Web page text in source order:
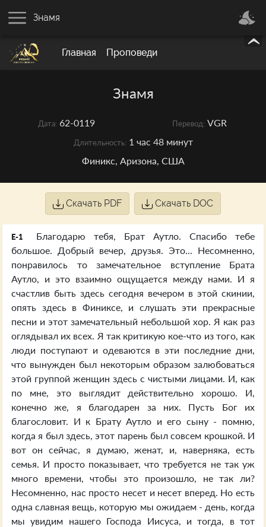
Главная Проповеди
Знамя
Знамя
Дата: 62-0119 Перевод: VGR
Длительность: 1 час 48 минут
Финикс, Аризона, США
Скачать PDF Скачать DOC
E-1
Благодарю тебя, Брат Аутло. Спасибо тебе
большое. Добрый вечер, друзья. Это... Несомненно,
понравилось то замечательное вступление Брата
Аутло, и это взаимно ощущается между нами. И я
счастлив быть здесь сегодня вечером в этой скинии,
опять здесь в Финиксе, и слушать эти прекрасные
песни и этот замечательный небольшой хор. Я как раз
оглядывал их всех. Я так критикую кое-что из того, как
люди поступают и одеваются в эти последние дни,
что вынужден был некоторым образом залюбоваться
этой группой женщин здесь с чистыми лицами. И, как
по мне, это выглядит действительно хорошо. И,
конечно же, я благодарен за них. Пусть Бог их
благословит. И к Брату Аутло и его сыну - помню,
когда я был здесь, этот парень был совсем крошкой. И
вот он сейчас, я думаю, женат, и, наверняка, есть
семья. И просто показывает, что требуется не так уж
много времени, чтобы это произошло, не так ли?
Несомненно, нас просто несет и несет вперед. Но есть
одна славная вещь, которую мы ожидаем - день, когда
мы увидим нашего Господа Иисуса, и тогда, в тот